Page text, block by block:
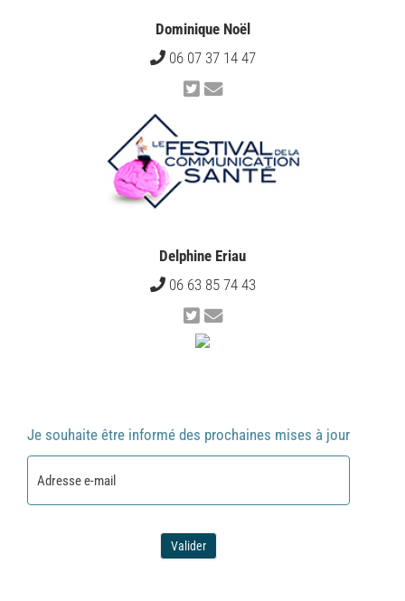
Dominique Noël
06 07 37 14 47
Delphine Eriau
06 63 85 74 43
Je souhaite être informé des prochaines mises à jour